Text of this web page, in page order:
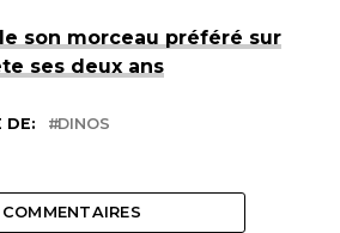
son morceau préféré sur
ses deux ans
DE: DINOS
COMMENTAIRES